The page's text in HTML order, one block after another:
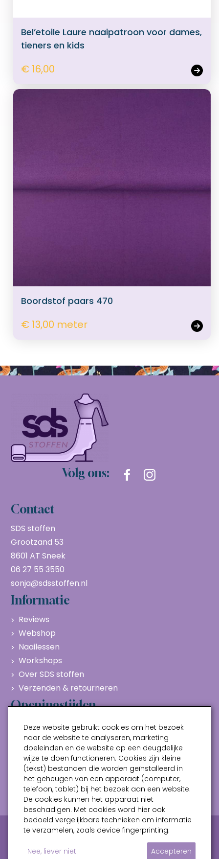
Bel’etoile Laure naaipatroon voor dames,
tieners en kids
€ 16,00
Boordstof paars 470
€ 13,00 meter
Volg ons:
Contact
SDS stoffen
Grootzand 53
8601 AT Sneek
06 27 55 3550
sonja@sdsstoffen.nl
Informatie
Reviews
Webshop
Naailessen
Workshops
Over SDS stoffen
Verzenden & retourneren
Openingstijden
Maandag
Gesloten
Dinsdag
10:00 - 17:00
Woensdag
10:00 - 17:00
Donderdag
10:00 - 17:00
Vrijdag
10:00 - 17:00
Zaterdag
10:00 - 17:00
Privacy verklaring
Algemene voorwaarden
Deze website gebruikt cookies om het bezoek
naar de website te analyseren, marketing
doeleinden en de website op een deugdelijke
wijze te doen functioneren. Cookies zijn kleine
(tekst) bestanden die worden geïnstalleerd in
het geheugen van een apparaat (computer,
telefoon, tablet) bij het bezoek aan een website.
De cookies kunnen het apparaat niet
beschadigen. Met cookies word hier ook
bedoeld vergelijkbare technieken om informatie
te verzamelen, zoals device fingerprinting.
Nee, liever niet Accepteren